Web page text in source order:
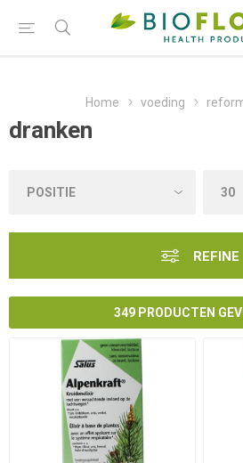
Home voeding
dranken
REFINE
349 PRODUCTEN